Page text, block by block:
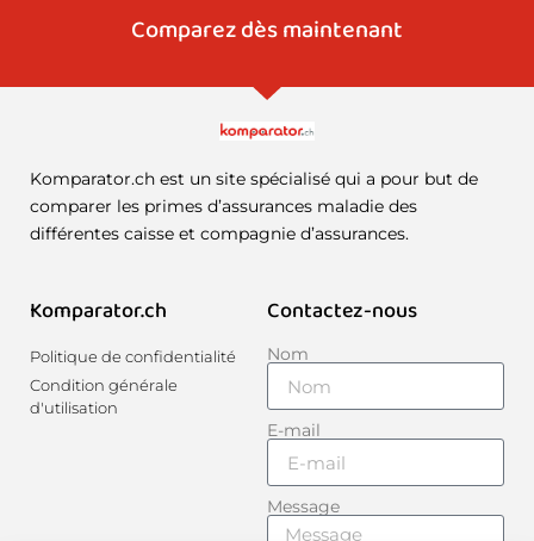
Comparez dès maintenant
Komparator.ch est un site spécialisé qui a pour but de
comparer les primes d’assurances maladie des
différentes caisse et compagnie d’assurances.
Komparator.ch
Politique de confidentialité
Condition générale
d'utilisation
Contactez-nous
Nom
E-mail
Message